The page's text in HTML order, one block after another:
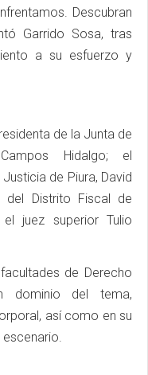
Descubran
Garrido Sosa, tras
a su esfuerzo y
de la Junta de
Hidalgo; el
de Piura, David
del Distrito Fiscal de
juez superior Tulio
de Derecho
dominio del tema,
así como en su
escenario.